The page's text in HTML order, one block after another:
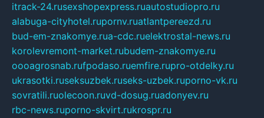
itrack-24.rusexshopexpress.ruautostudiopro.ru
alabuga-cityhotel.rupornv.ruatlantpereezd.ru
bud-em-znakomye.rua-cdc.ruelektrostal-news.ru
korolevremont-market.rubudem-znakomye.ru
oooagrosnab.rufpodaso.ruemfire.rupro-otdelky.ru
ukrasotki.ruseksuzbek.ruseks-uzbek.ruporno-vk.ru
sovratili.ruolecoon.ruvd-dosug.ruadonyev.ru
rbc-news.ruporno-skvirt.rukrospr.ru